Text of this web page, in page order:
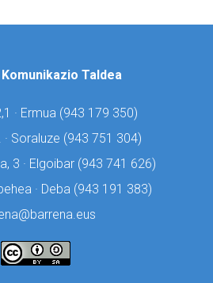
Taldea
· Ermua (943 179 350)
· Soraluze (943 751 304)
3 · Elgoibar (943 741 626)
· Deba (943 191 383)